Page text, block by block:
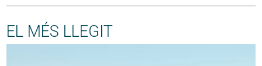
EL MÉS LLEGIT